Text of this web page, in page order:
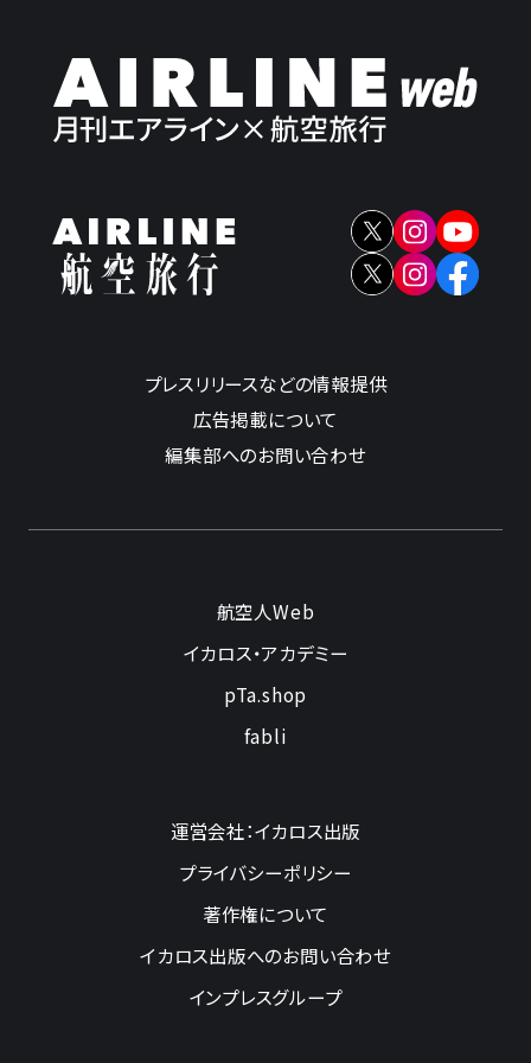
プレスリリースなどの情報提供
広告掲載について
編集部へのお問い合わせ
航空人Web
イカロス・アカデミー
pTa.shop
fabli
運営会社：イカロス出版
プライバシーポリシー
著作権について
イカロス出版へのお問い合わせ
インプレスグループ